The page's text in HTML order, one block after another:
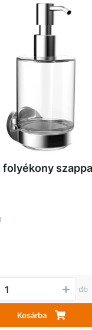
folyékony
db
Kosárba